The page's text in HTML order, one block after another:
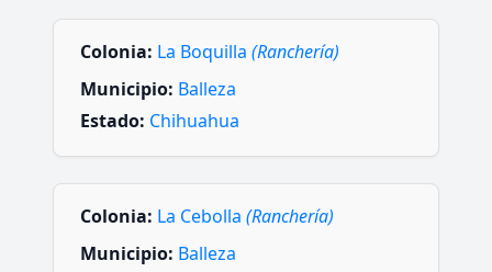
Colonia: La Boquilla (Ranchería)
Municipio: Balleza
Estado: Chihuahua
Colonia: La Cebolla (Ranchería)
Municipio: Balleza